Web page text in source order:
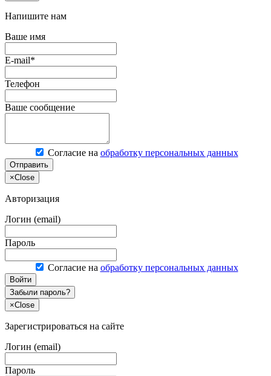
Напишите нам
Ваше имя
E-mail*
Телефон
Ваше сообщение
Согласие на обработку персональных данных
Отправить
×Close
Авторизация
Логин (email)
Пароль
Согласие на обработку персональных данных
Войти
Забыли пароль?
×Close
Зарегистрироваться на сайте
Логин (email)
Пароль